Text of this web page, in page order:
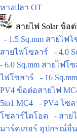
หางปลา OT
สายไฟ Solar ข้อ
- 1.5 Sq.mm สายไฟ
สายไฟโซลาร์
- 4.0
- 6.0 Sq.mm สายไฟโ
ไฟโซลาร์
- 16
PV4 ข้อต่อสายไฟ
5to1 MC4
- PV4 โซ
โซลาร์ไดโอด
- สาย
มาร์คเกอร์ อุปกรณ์อื่น